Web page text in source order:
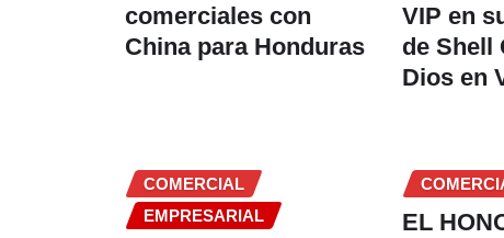
comerciales con
China para Honduras
VIP en
de Shell
Dios en
COMERCIAL
EMPRESARIAL
EL